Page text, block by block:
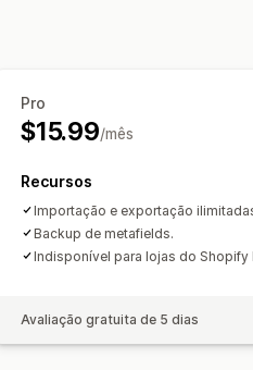
Pro
$15.99/mês
Recursos
Importação e exportação
Backup de metafields.
Indisponível para lojas do Shopify
Avaliação gratuita de 5 dias